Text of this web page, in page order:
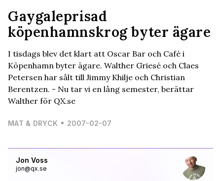
Jon Voss
jon@qx.se
Gaygaleprisad
köpenhamnskrog byter ägare
I tisdags blev det klart att Oscar Bar och Café i
Köpenhamn byter ägare. Walther Griesé och Claes
Petersen har sålt till Jimmy Khilje och Christian
Berentzen. - Nu tar vi en lång semester, berättar
Walther för QX.se
MAT & DRYCK 2007-02-07